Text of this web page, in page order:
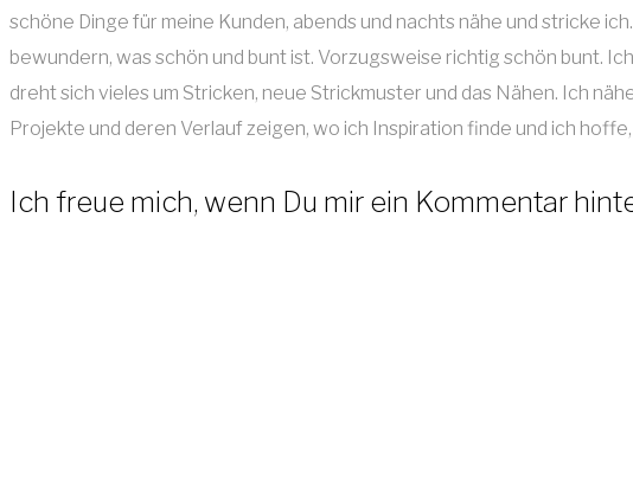
schöne Dinge für meine Kunden, abends und nachts nähe und stricke
bewundern, was schön und bunt ist. Vorzugsweise richtig schön bunt.
dreht sich vieles um Stricken, neue Strickmuster und das Nähen. Ich
Projekte und deren Verlauf zeigen, wo ich Inspiration finde und ich
Ich freue mich, wenn Du mir ein Kommentar